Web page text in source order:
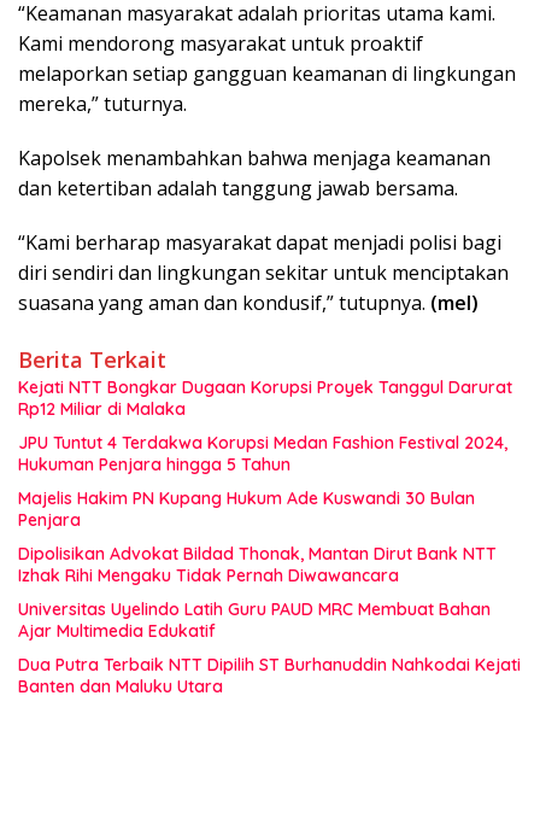
“Keamanan masyarakat adalah prioritas utama kami.
Kami mendorong masyarakat untuk proaktif
melaporkan setiap gangguan keamanan di lingkungan
mereka,” tuturnya.
Kapolsek menambahkan bahwa menjaga keamanan
dan ketertiban adalah tanggung jawab bersama.
“Kami berharap masyarakat dapat menjadi polisi bagi
diri sendiri dan lingkungan sekitar untuk menciptakan
suasana yang aman dan kondusif,” tutupnya. (mel)
Berita Terkait
Kejati NTT Bongkar Dugaan Korupsi Proyek Tanggul Darurat
Rp12 Miliar di Malaka
JPU Tuntut 4 Terdakwa Korupsi Medan Fashion Festival 2024,
Hukuman Penjara hingga 5 Tahun
Majelis Hakim PN Kupang Hukum Ade Kuswandi 30 Bulan
Penjara
Dipolisikan Advokat Bildad Thonak, Mantan Dirut Bank NTT
Izhak Rihi Mengaku Tidak Pernah Diwawancara
Universitas Uyelindo Latih Guru PAUD MRC Membuat Bahan
Ajar Multimedia Edukatif
Dua Putra Terbaik NTT Dipilih ST Burhanuddin Nahkodai Kejati
Banten dan Maluku Utara